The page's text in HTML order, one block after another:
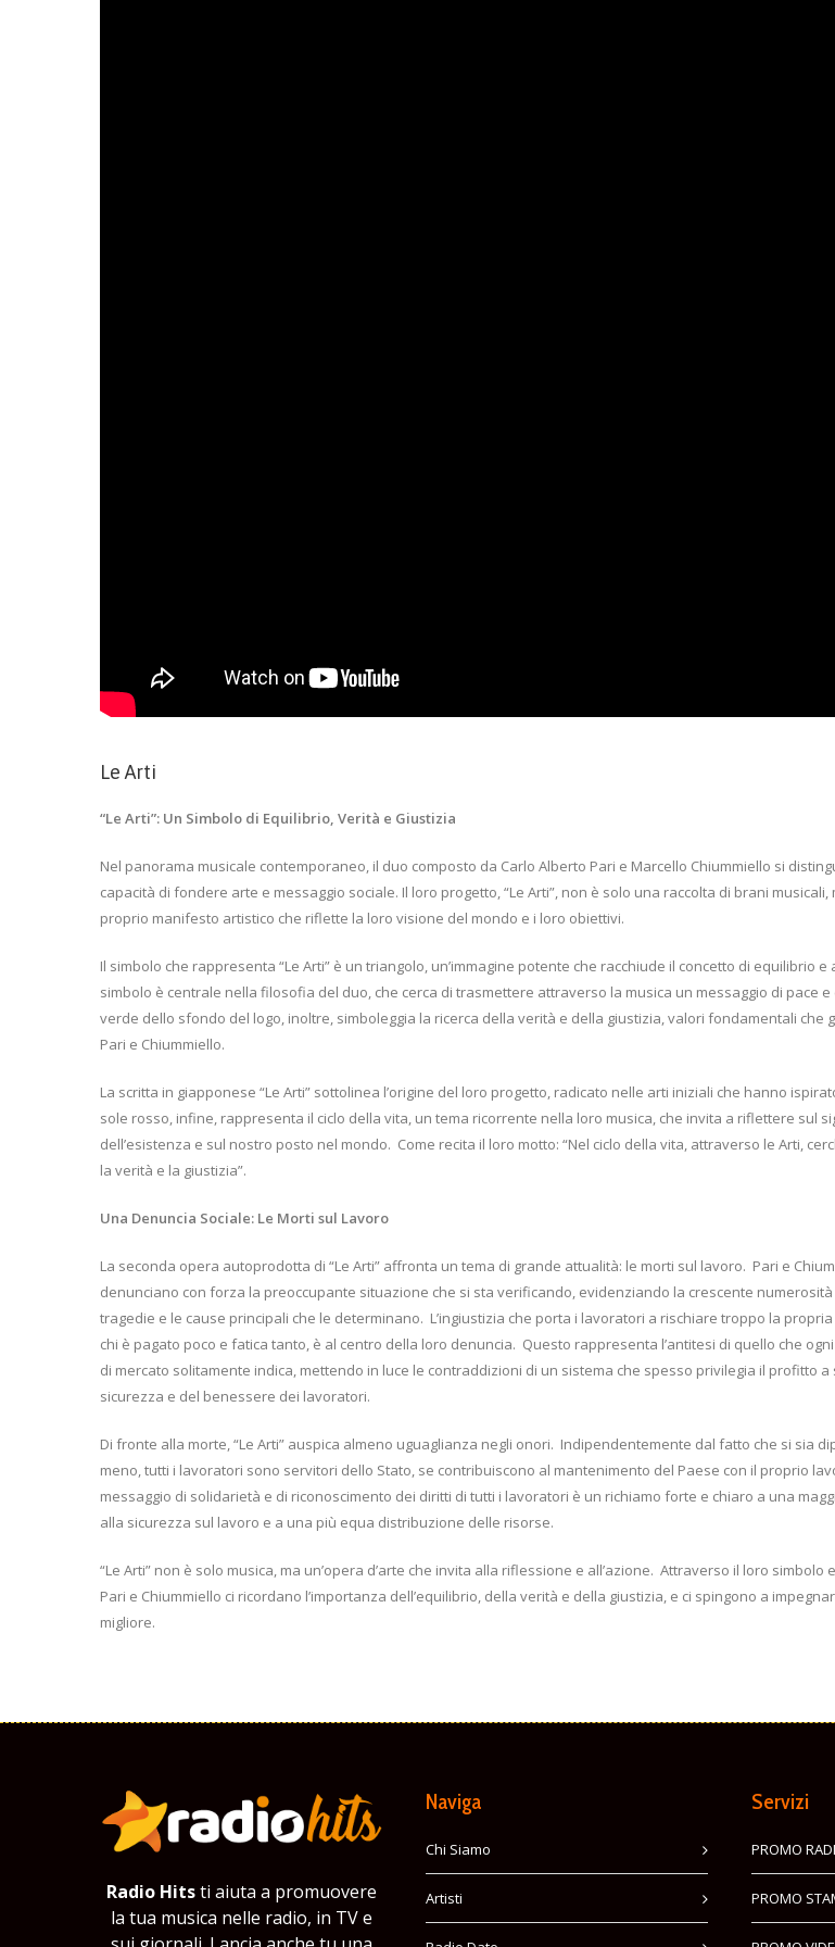
Le Arti
“Le Arti”: Un Simbolo di Equilibrio, Verità e Giustizia
Nel panorama musicale contemporaneo, il duo composto da Carlo Alberto Pari e Marcello Chiummiello si
capacità di fondere arte e messaggio sociale. Il loro progetto, “Le Arti”, non è solo una raccolta di brani musicali,
proprio manifesto artistico che riflette la loro visione del mondo e i loro obiettivi.
Il simbolo che rappresenta “Le Arti” è un triangolo, un’immagine potente che racchiude il concetto di equilibrio e
simbolo è centrale nella filosofia del duo, che cerca di trasmettere attraverso la musica un messaggio di pace e
verde dello sfondo del logo, inoltre, simboleggia la ricerca della verità e della giustizia, valori fondamentali che
Pari e Chiummiello.
La scritta in giapponese “Le Arti” sottolinea l’origine del loro progetto, radicato nelle arti iniziali che hanno
sole rosso, infine, rappresenta il ciclo della vita, un tema ricorrente nella loro musica, che invita a riflettere sul
dell’esistenza e sul nostro posto nel mondo. Come recita il loro motto: “Nel ciclo della vita, attraverso le Arti,
la verità e la giustizia”.
Una Denuncia Sociale: Le Morti sul Lavoro
La seconda opera autoprodotta di “Le Arti” affronta un tema di grande attualità: le morti sul lavoro. Pari e
denunciano con forza la preoccupante situazione che si sta verificando, evidenziando la crescente
tragedie e le cause principali che le determinano. L’ingiustizia che porta i lavoratori a rischiare troppo la
chi è pagato poco e fatica tanto, è al centro della loro denuncia. Questo rappresenta l’antitesi di quello che
di mercato solitamente indica, mettendo in luce le contraddizioni di un sistema che spesso privilegia il profitto a
sicurezza e del benessere dei lavoratori.
Di fronte alla morte, “Le Arti” auspica almeno uguaglianza negli onori. Indipendentemente dal fatto che si sia
meno, tutti i lavoratori sono servitori dello Stato, se contribuiscono al mantenimento del Paese con il proprio
messaggio di solidarietà e di riconoscimento dei diritti di tutti i lavoratori è un richiamo forte e chiaro a una
alla sicurezza sul lavoro e a una più equa distribuzione delle risorse.
“Le Arti” non è solo musica, ma un’opera d’arte che invita alla riflessione e all’azione. Attraverso il loro simbolo
Pari e Chiummiello ci ricordano l’importanza dell’equilibrio, della verità e della giustizia, e ci spingono a
migliore.
Radio Hitsti aiuta a promuovere
la tua musica nelle radio, in TV e
Naviga
Chi Siamo
Artisti
Servizi
PROMO
PROMO